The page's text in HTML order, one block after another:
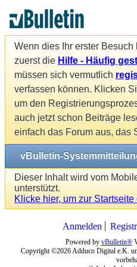
Wenn dies Ihr erster
zuerst die Hilfe - Häufig
müssen sich vermutlich
verfassen können. Klicken
um den
auch jetzt schon Beiträge
einfach das Forum aus, das
vBulletin-
Dieser Inhalt wird vom
unterstützt.
Klicke hier, um zur
Anmelden
Powered by vBulletin®
Copyright ©2026 Adduco Digital e.K.